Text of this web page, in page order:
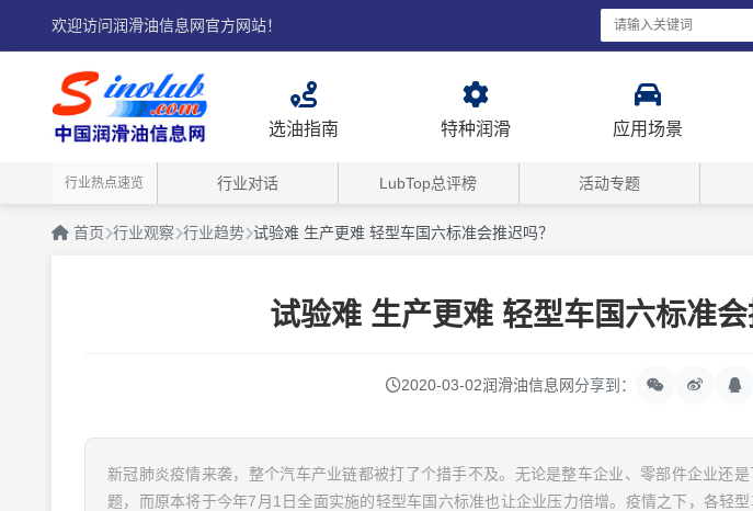
欢迎访问润滑油信息网官方网站！
选油指南 特种润滑 应用场景
行业热点速览 行业对话 LubTop总评榜 活动专题
首页 行业观察 行业趋势 试验难 生产更难 轻型车国六标准会推迟吗？
试验难 生产更难 轻型车国六标准会
2020-03-02润滑油信息网分享到：
新冠肺炎疫情来袭，整个汽车产业链都被打了个措手不及。无论是整车企业、零部件企业还
题，而原本将于今年7月1日全面实施的轻型车国六标准也让企业压力倍增。疫情之下，各轻